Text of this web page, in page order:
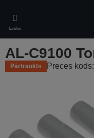
main
content
Izvēlne
AL-C9100
Pārtraukts Preces